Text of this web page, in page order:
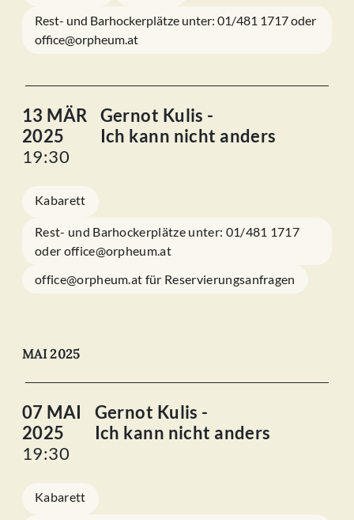
Rest- und Barhockerplätze unter: 01/481 1717 oder
office@orpheum.at
13 MÄR
2025
19:30
Gernot Kulis -
Ich kann nicht anders
Kabarett
Rest- und Barhockerplätze unter: 01/481 1717
oder office@orpheum.at
office@orpheum.at für Reservierungsanfragen
MAI 2025
07 MAI
2025
19:30
Gernot Kulis -
Ich kann nicht anders
Kabarett